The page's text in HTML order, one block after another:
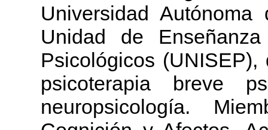
Universidad
Unidad de
Psicológicos
psicoterapia breve
neuropsicología.